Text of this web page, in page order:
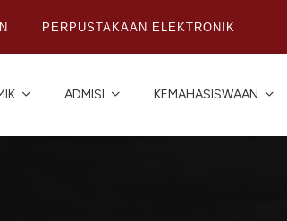
PERPUSTAKAAN ELEKTRONIK
ADMISI KEMAHASISWAAN